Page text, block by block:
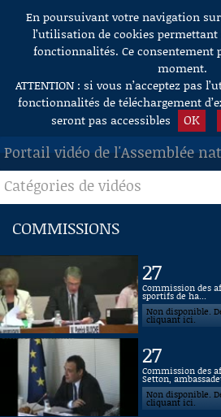
Aller au contenu
En poursuivant votre navigation
l’utilisation de cookies permettant
fonctionnalités. Ce consentement
moment.
ATTENTION : si vous n’acceptez pas
fonctionnalités de téléchargement
seront pas accessibles
OK
Portail vidéo de l'Assemblée
ACCUEIL
EN DIRECT
À LA DEMANDE
RECHERCHE
AIDE À LA DÉCOUPE
DE VIDÉOS
Catégories de vidéos
Questions au
Commissions
Présidence
Évènements
Connaissance,
COMMISSIONS
27
Commission des
sportifs de ha...
Non disponible.
cliquant ici.
27
Commission des
Setton,
Non disponible.
cliquant ici.